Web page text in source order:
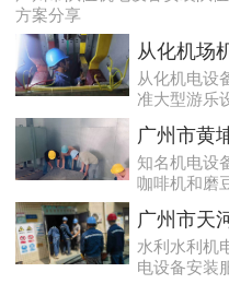
方案分享
从化机电设
准大型游乐
知名机电设
咖啡机和磨
水利水利机
电设备安装